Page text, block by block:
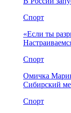
Спорт
«Если ты
Спорт
Омичка
Сибирский
Спорт